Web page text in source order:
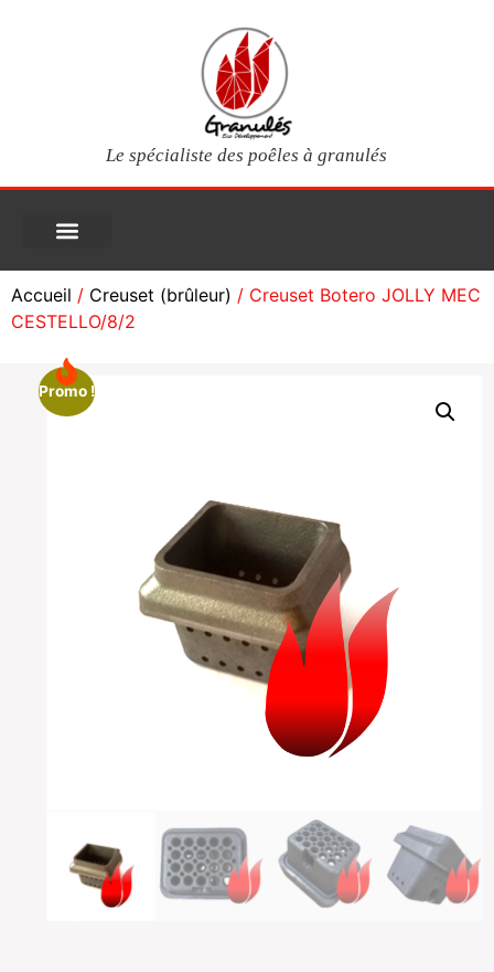
Le spécialiste des poêles à granulés
Accueil / Creuset (brûleur) / Creuset Botero JOLLY MEC
CESTELLO/8/2
Promo !